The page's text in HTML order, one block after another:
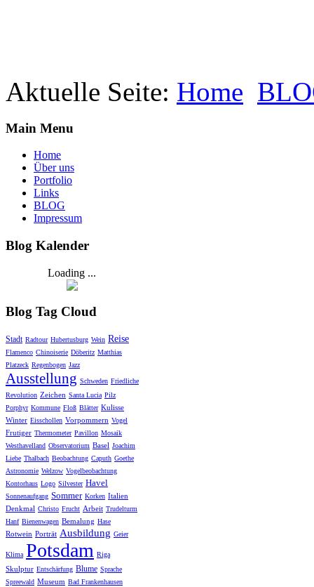
Aktuelle Seite: Home
Main Menu
Home
Über uns
Portfolio
Links
BLOG
Impressum
Blog Kalender
Loading ...
Blog Tag Cloud
Stadt Radtour Hubertusburg Wein Reise
Flamenco Chinoiserie Döberitz Matthias
Platzeck Regenbogen Jazz
Ausstellung Schweden Friedliche
Revolution Zeichen Santa Lucia Pilz
Porphyr Kommune Floß Blätter Kulisse
Winter Eisschollen Vorpommern Vogel
Frutiger Thermometer Pavillon Mosaik
Westhavelland Observatorium Basel Joachim
Liebe Thalbach Beobachtung Caputh Goethe
Astronomie Welzow Vogelbeobachtung
Kontorhaus Logo Silvester Havel
Sonnenaufgang Sommer Korken Italien
Denkmal Christo Frucht Arbeit Trudelturm
Hanf Bienenwagen Bemalung Hase
Rotwein Porträt Ausbildung Geier
Klima Potsdam Riga
Skulptur Entschärfung Blume Sprache
Spreewald Museum Bad Frankenhausen